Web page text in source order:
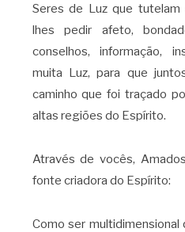
Seres de Luz que tutelam
lhes pedir afeto,
conselhos, informação,
muita Luz, para que
caminho que foi traçado
altas regiões do Espírito.
Através de vocês,
fonte criadora do Espírito:
Como ser